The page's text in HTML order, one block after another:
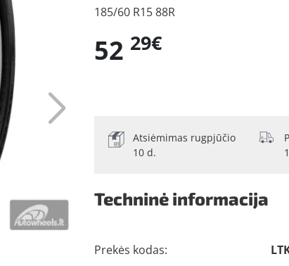
185/60 R15 88R
52 29€
Atsiėmimas rugpjūčio
10 d.
Techninė informacija
Prekės kodas: